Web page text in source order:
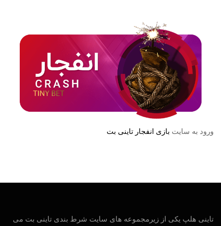
ورود به سایت بازی انفجار تاینی بت
تاینی هلپ یکی از زیرمجموعه های سایت شرط بندی تاینی بت می